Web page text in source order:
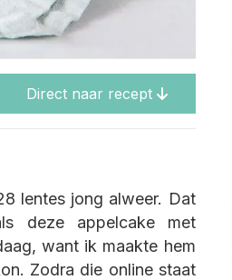
Direct naar recept
lentes jong alweer. Dat
deze appelcake met
want ik maakte hem
Zodra die online staat